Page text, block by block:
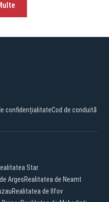
confidențialitateCod de conduită
Star
ArgesRealitatea de Neamt
Realitatea de Ilfov